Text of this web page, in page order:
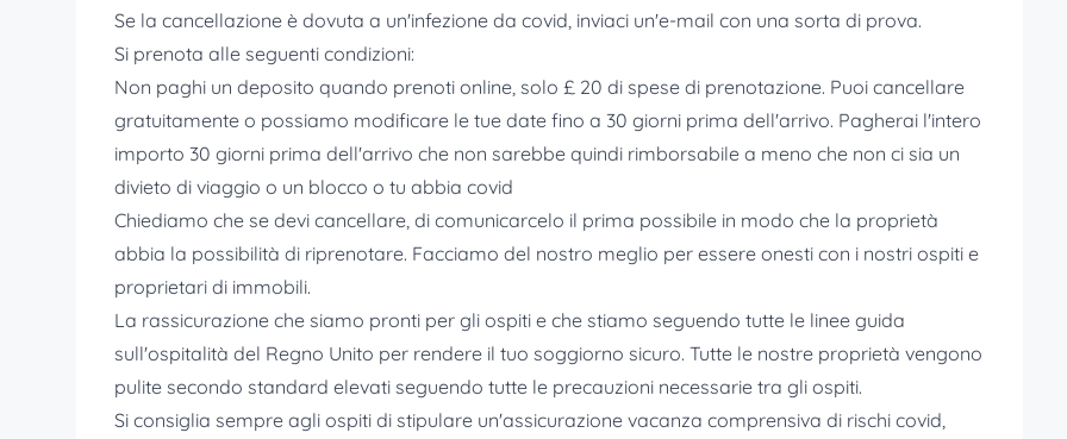
Se la cancellazione è dovuta a un'infezione da covid, inviaci un'e-mail con una sorta di prova.
Si prenota alle seguenti condizioni:
Non paghi un deposito quando prenoti online, solo £ 20 di spese di prenotazione. Puoi cancellare
gratuitamente o possiamo modificare le tue date fino a 30 giorni prima dell'arrivo. Pagherai l'intero
importo 30 giorni prima dell'arrivo che non sarebbe quindi rimborsabile a meno che non ci sia un
divieto di viaggio o un blocco o tu abbia covid
Chiediamo che se devi cancellare, di comunicarcelo il prima possibile in modo che la proprietà
abbia la possibilità di riprenotare. Facciamo del nostro meglio per essere onesti con i nostri ospiti e
proprietari di immobili.
La rassicurazione che siamo pronti per gli ospiti e che stiamo seguendo tutte le linee guida
sull'ospitalità del Regno Unito per rendere il tuo soggiorno sicuro. Tutte le nostre proprietà vengono
pulite secondo standard elevati seguendo tutte le precauzioni necessarie tra gli ospiti.
Si consiglia sempre agli ospiti di stipulare un'assicurazione vacanza comprensiva di rischi covid,